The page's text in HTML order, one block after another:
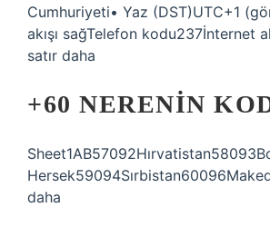
Cumhuriyeti• Yaz (DST)UTC+1
akışı sağTelefon kodu237İnternet
satır daha
+60 NERENIN
daha